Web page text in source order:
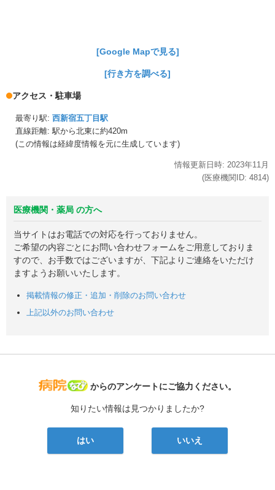
[Google Mapで見る]
[行き方を調べる]
アクセス・駐車場
最寄り駅: 西新宿五丁目駅
直線距離: 駅から北東に約420m
(この情報は経緯度情報を元に生成しています)
情報更新日時: 2023年11月
(医療機関ID: 4814)
医療機関・薬局 の方へ
当サイトはお電話での対応を行っておりません。
ご希望の内容ごとにお問い合わせフォームをご用意しておりま
すので、お手数ではございますが、下記よりご連絡をいただけ
ますようお願いいたします。
掲載情報の修正・追加・削除のお問い合わせ
上記以外のお問い合わせ
病院なび
からのアンケートにご協力ください。
知りたい情報は見つかりましたか?
はい いいえ